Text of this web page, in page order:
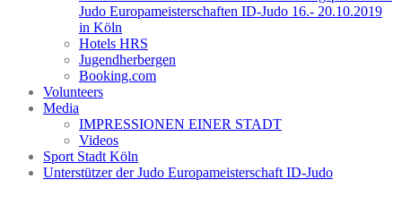
Judo Europameisterschaften ID-Judo 16.- 20.10.2019
in Köln
Hotels HRS
Jugendherbergen
Booking.com
Volunteers
Media
IMPRESSIONEN EINER STADT
Videos
Sport Stadt Köln
Unterstützer der Judo Europameisterschaft ID-Judo